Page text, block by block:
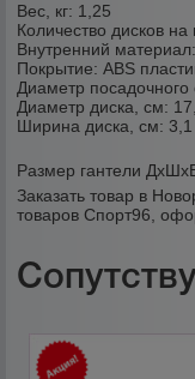
Вес, кг: 1,25
Количество дисков
Внутренний
Покрытие: ABS
Диаметр посадочного
Диаметр диска, см:
Ширина диска, см: 3,1
Размер гантели
Заказать товар в
товаров Спорт96,